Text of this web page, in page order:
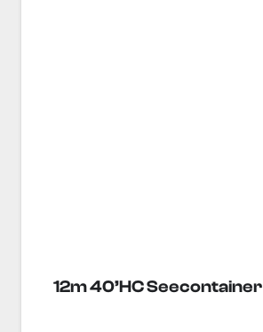
12m 40’HC Seecontainer